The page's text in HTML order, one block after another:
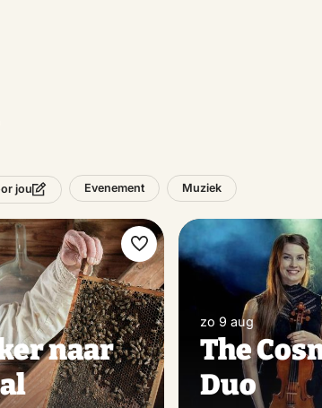
jou Evenement Muziek
naar
Maak
favoriet
zo 9 aug
The
Duo